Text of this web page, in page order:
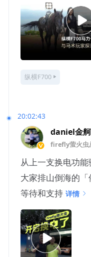
纵横F700
20:02:43
daniel金舸
firefly萤火虫
从上一支换电功
大家排山倒海的
等待和支持 详情